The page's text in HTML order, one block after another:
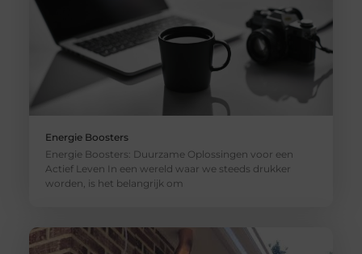
Energie Boosters
Energie Boosters: Duurzame Oplossingen voor een
Actief Leven In een wereld waar we steeds drukker
worden, is het belangrijk om